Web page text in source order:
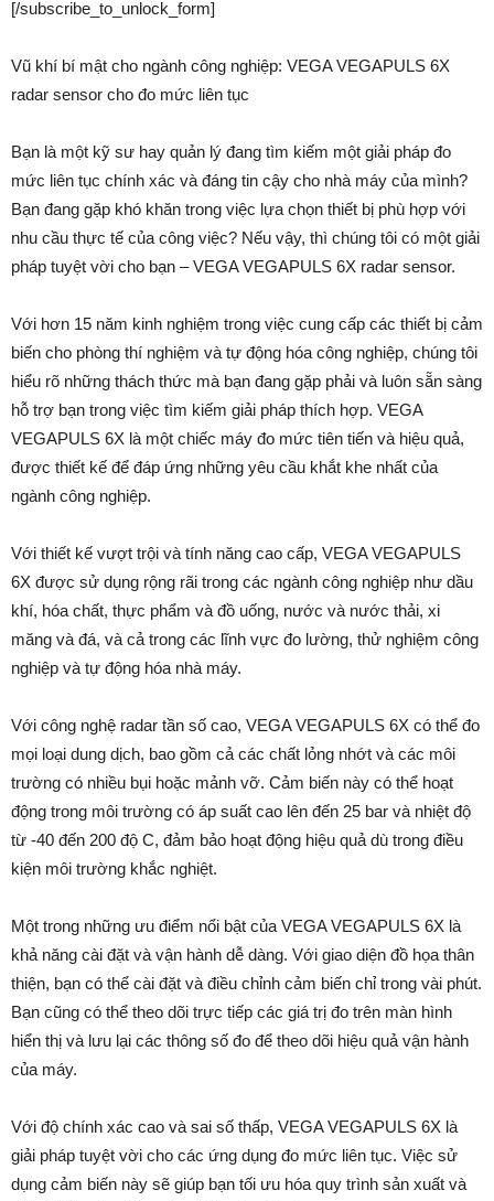
[/subscribe_to_unlock_form]
Vũ khí bí mật cho ngành công nghiệp: VEGA VEGAPULS 6X
radar sensor cho đo mức liên tục
Bạn là một kỹ sư hay quản lý đang tìm kiếm một giải pháp đo
mức liên tục chính xác và đáng tin cậy cho nhà máy của mình?
Bạn đang gặp khó khăn trong việc lựa chọn thiết bị phù hợp với
nhu cầu thực tế của công việc? Nếu vậy, thì chúng tôi có một giải
pháp tuyệt vời cho bạn – VEGA VEGAPULS 6X radar sensor.
Với hơn 15 năm kinh nghiệm trong việc cung cấp các thiết bị cảm
biến cho phòng thí nghiệm và tự động hóa công nghiệp, chúng tôi
hiểu rõ những thách thức mà bạn đang gặp phải và luôn sẵn sàng
hỗ trợ bạn trong việc tìm kiếm giải pháp thích hợp. VEGA
VEGAPULS 6X là một chiếc máy đo mức tiên tiến và hiệu quả,
được thiết kế để đáp ứng những yêu cầu khắt khe nhất của
ngành công nghiệp.
Với thiết kế vượt trội và tính năng cao cấp, VEGA VEGAPULS
6X được sử dụng rộng rãi trong các ngành công nghiệp như dầu
khí, hóa chất, thực phẩm và đồ uống, nước và nước thải, xi
măng và đá, và cả trong các lĩnh vực đo lường, thử nghiệm công
nghiệp và tự động hóa nhà máy.
Với công nghệ radar tần số cao, VEGA VEGAPULS 6X có thể đo
mọi loại dung dịch, bao gồm cả các chất lỏng nhớt và các môi
trường có nhiều bụi hoặc mảnh vỡ. Cảm biến này có thể hoạt
động trong môi trường có áp suất cao lên đến 25 bar và nhiệt độ
từ -40 đến 200 độ C, đảm bảo hoạt động hiệu quả dù trong điều
kiện môi trường khắc nghiệt.
Một trong những ưu điểm nổi bật của VEGA VEGAPULS 6X là
khả năng cài đặt và vận hành dễ dàng. Với giao diện đồ họa thân
thiện, bạn có thể cài đặt và điều chỉnh cảm biến chỉ trong vài phút.
Bạn cũng có thể theo dõi trực tiếp các giá trị đo trên màn hình
hiển thị và lưu lại các thông số đo để theo dõi hiệu quả vận hành
của máy.
Với độ chính xác cao và sai số thấp, VEGA VEGAPULS 6X là
giải pháp tuyệt vời cho các ứng dụng đo mức liên tục. Việc sử
dụng cảm biến này sẽ giúp bạn tối ưu hóa quy trình sản xuất và